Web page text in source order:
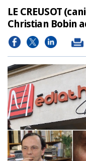
LE CREUSOT
Christian Bobin